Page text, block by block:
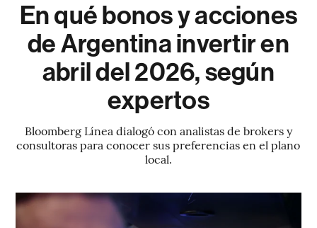
En qué bonos y acciones
de Argentina invertir en
abril del 2026, según
expertos
Bloomberg Línea dialogó con analistas de brokers y
consultoras para conocer sus preferencias en el plano
local.